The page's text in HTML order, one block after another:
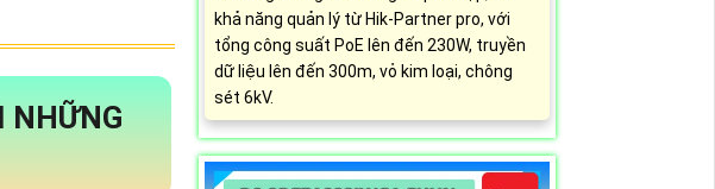
NHỮNG
khả năng quản lý từ Hik-Partner pro, với
tổng công suất PoE lên đến 230W, truyền
dữ liệu lên đến 300m, vỏ kim loại, chông
sét 6kV.